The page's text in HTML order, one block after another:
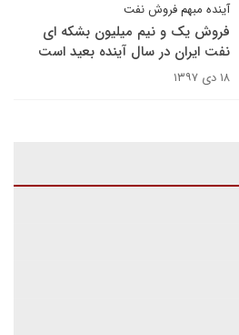
آینده مبهم فروش نفت
فروش یک و نیم میلیون بشکه ای
نفت ایران در سال آینده بعید است
۱۸ دی ۱۳۹۷